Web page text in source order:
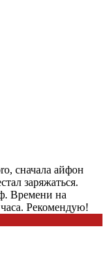
сначала айфон
заряжаться.
Времени на
Рекомендую!